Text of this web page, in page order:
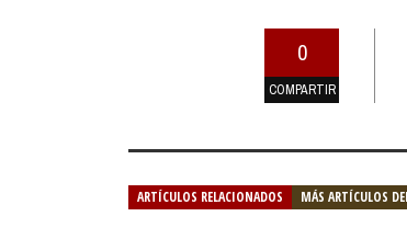
0
COMPARTIR
ARTÍCULOS RELACIONADOS MÁS ARTÍCULOS